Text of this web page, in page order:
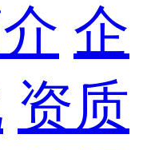
企
资质